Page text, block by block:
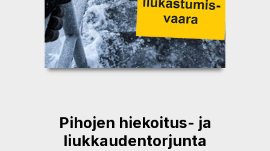
Pihojen hiekoitus- ja
liukkaudentorjunta